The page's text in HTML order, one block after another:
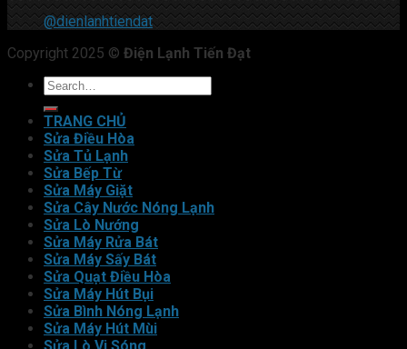
@dienlanhtiendat
Copyright 2025 © Điện Lạnh Tiến Đạt
TRANG CHỦ
Sửa Điều Hòa
Sửa Tủ Lạnh
Sửa Bếp Từ
Sửa Máy Giặt
Sửa Cây Nước Nóng Lạnh
Sửa Lò Nướng
Sửa Máy Rửa Bát
Sửa Máy Sấy Bát
Sửa Quạt Điều Hòa
Sửa Máy Hút Bụi
Sửa Bình Nóng Lạnh
Sửa Máy Hút Mùi